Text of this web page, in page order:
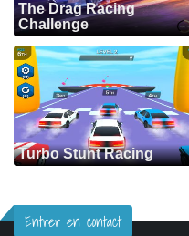
The Drag Racing
Challenge
Turbo Stunt Racing
Entrer en contact